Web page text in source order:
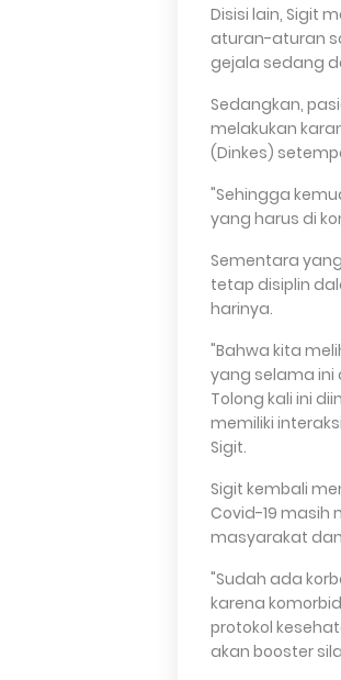
Disisi lain, Sigit
aturan-aturan
gejala sedang
Sedangkan,
melakukan
(Dinkes)
"Sehingga
yang harus di
Sementara
tetap disiplin
harinya.
"Bahwa kita
yang selama ini
Tolong kali ini
memiliki
Sigit.
Sigit kembali
Covid-19 masih
masyarakat
"Sudah ada
karena
protokol
akan booster